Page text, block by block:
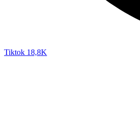
Tiktok 18,8K